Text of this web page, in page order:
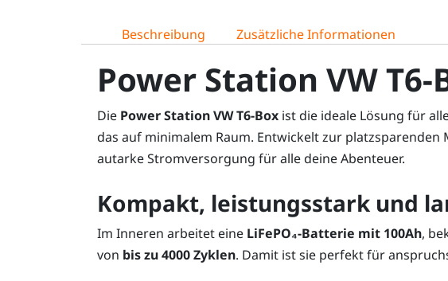
Beschreibung Zusätzliche Informationen
Power Station VW
Die Power Station VW T6-Box ist die ideale Lösung für
das auf minimalem Raum. Entwickelt zur platzsparenden
autarke Stromversorgung für alle deine Abenteuer.
Kompakt, leistungsstark und
Im Inneren arbeitet eine LiFePO₄-Batterie mit 100Ah,
von bis zu 4000 Zyklen. Damit ist sie perfekt für